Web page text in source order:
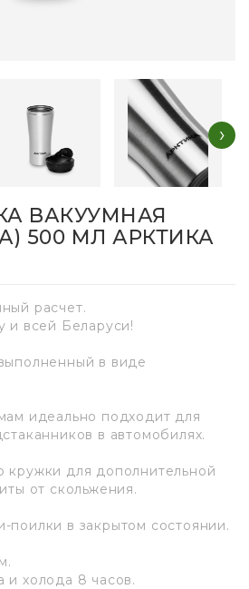
›
ВАКУУМНАЯ
500 МЛ АРКТИКА
расчет.
и всей Беларуси!
в виде
идеально подходит для
в автомобилях.
кружки для дополнительной
от скольжения.
в закрытом состоянии.
холода 8 часов.